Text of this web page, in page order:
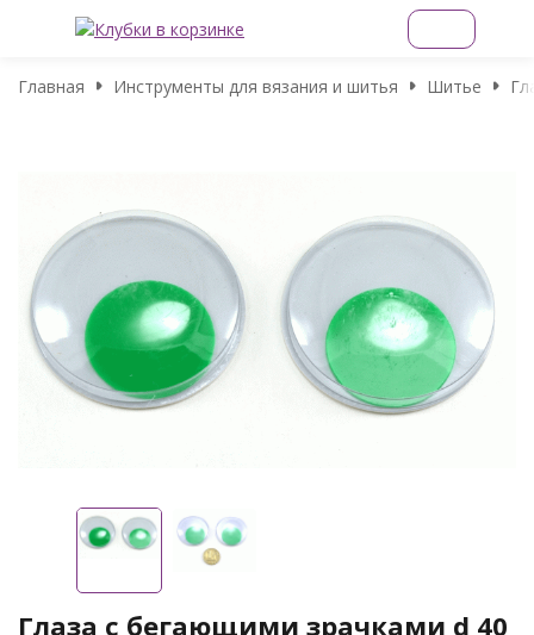
Главная Инструменты для вязания и шитья Шитье
Глаза с бегающими зрачками d 40